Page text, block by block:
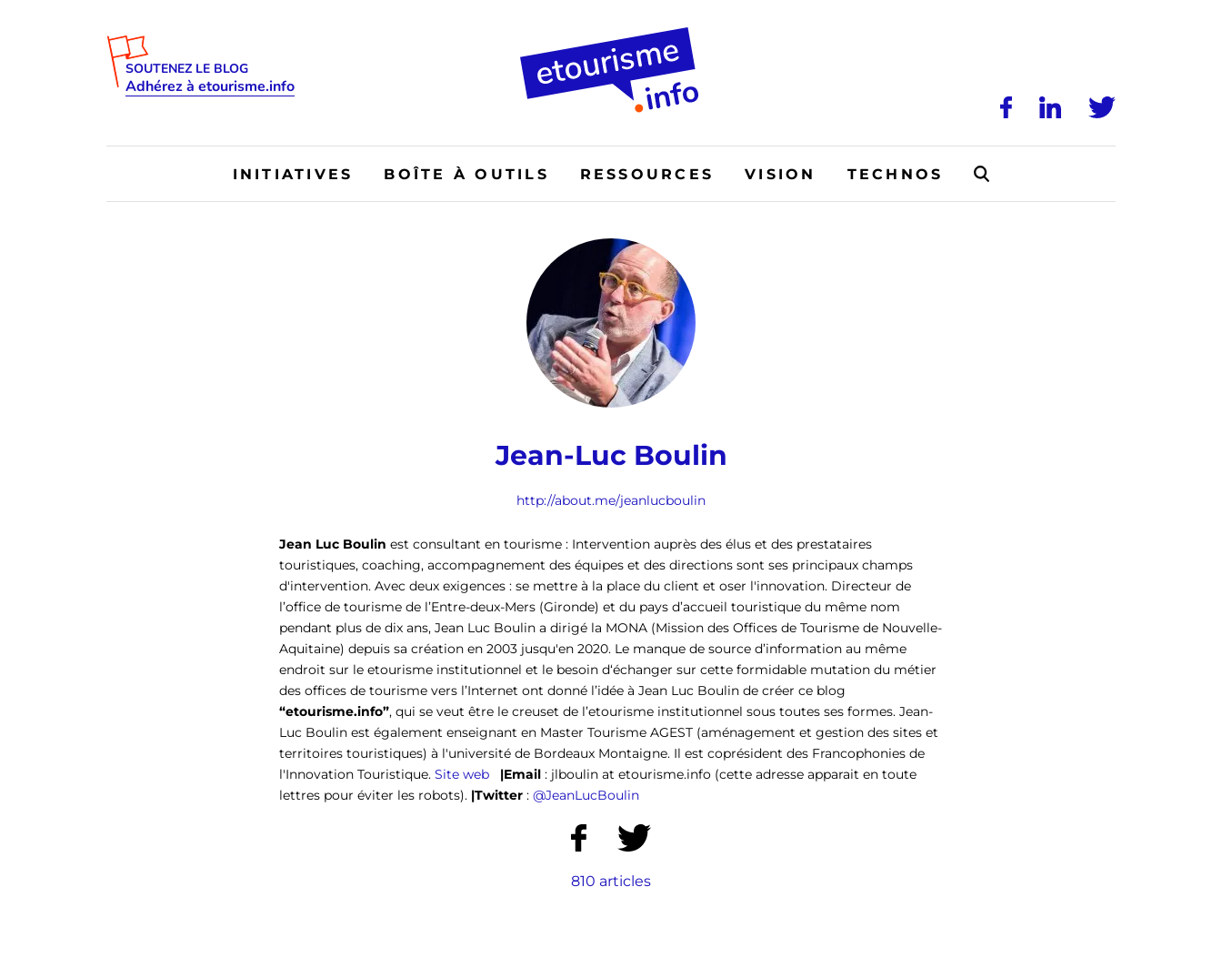
SOUTENEZ LE BLOG
Adhérez à etourisme.info
INITIATIVES BOÎTE À OUTILS RESSOURCES VISION TECHNOS
Jean-Luc Boulin
http://about.me/jeanlucboulin
Jean Luc Boulin est consultant en tourisme : Intervention auprès des élus et des prestataires
touristiques, coaching, accompagnement des équipes et des directions sont ses principaux champs
d'intervention. Avec deux exigences : se mettre à la place du client et oser l'innovation. Directeur de
l’office de tourisme de l’Entre-deux-Mers (Gironde) et du pays d’accueil touristique du même nom
pendant plus de dix ans, Jean Luc Boulin a dirigé la MONA (Mission des Offices de Tourisme de Nouvelle-
Aquitaine) depuis sa création en 2003 jusqu'en 2020. Le manque de source d’information au même
endroit sur le etourisme institutionnel et le besoin d‘échanger sur cette formidable mutation du métier
des offices de tourisme vers l’Internet ont donné l’idée à Jean Luc Boulin de créer ce blog
“etourisme.info”, qui se veut être le creuset de l’etourisme institutionnel sous toutes ses formes. Jean-
Luc Boulin est également enseignant en Master Tourisme AGEST (aménagement et gestion des sites et
territoires touristiques) à l'université de Bordeaux Montaigne. Il est coprésident des Francophonies de
l'Innovation Touristique. Site web |Email : jlboulin at etourisme.info (cette adresse apparait en toute
lettres pour éviter les robots). |Twitter : @JeanLucBoulin
810 articles